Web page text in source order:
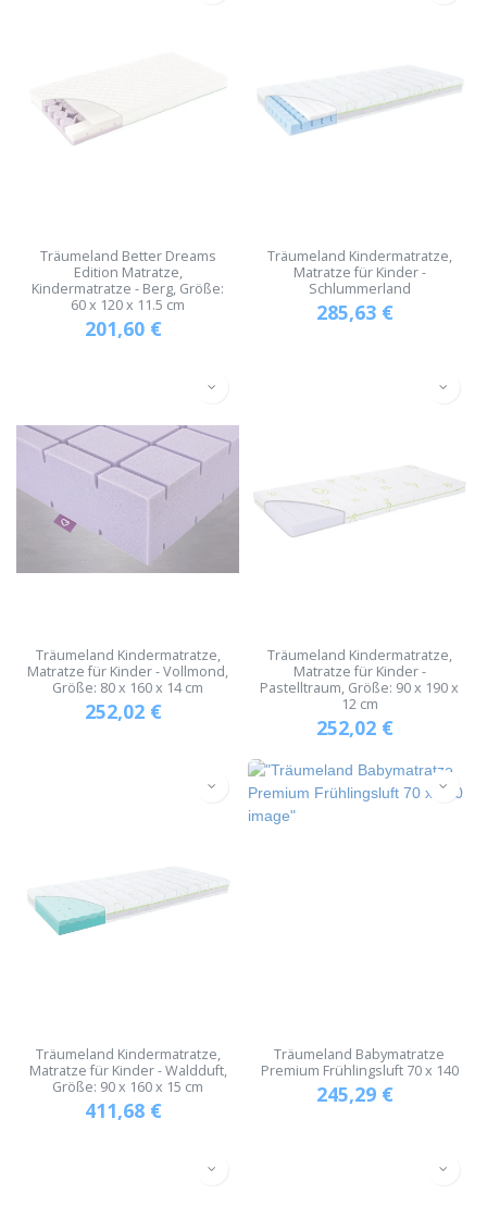
Träumeland Better Dreams
Edition Matratze,
Kindermatratze - Berg, Größe:
60 x 120 x 11.5 cm
201,60 €
Träumeland Kindermatratze,
Matratze für Kinder -
Schlummerland
285,63 €
Träumeland Kindermatratze,
Matratze für Kinder - Vollmond,
Größe: 80 x 160 x 14 cm
252,02 €
Träumeland Kindermatratze,
Matratze für Kinder -
Pastelltraum, Größe: 90 x 190 x
12 cm
252,02 €
Träumeland Kindermatratze,
Matratze für Kinder - Waldduft,
Größe: 90 x 160 x 15 cm
411,68 €
Träumeland Babymatratze
Premium Frühlingsluft 70 x 140
245,29 €